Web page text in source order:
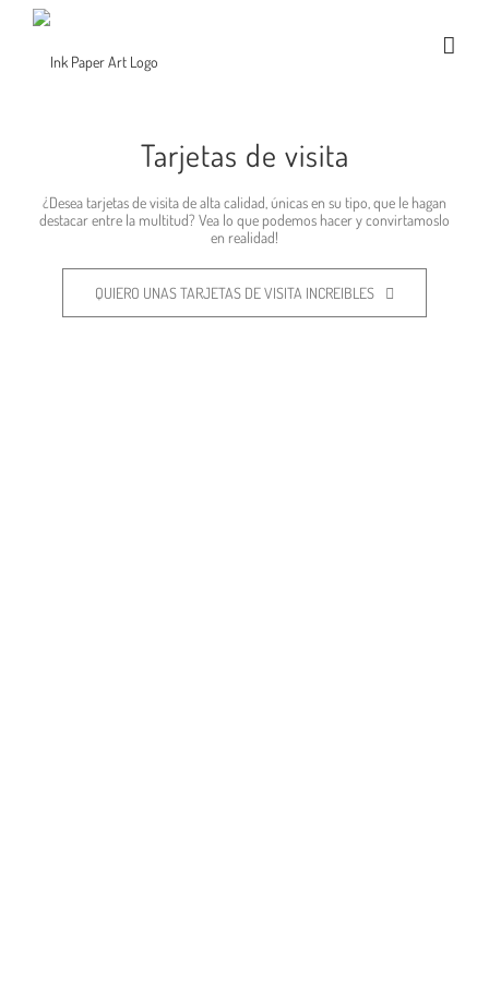
Tarjetas de visita
¿Desea tarjetas de visita de alta calidad, únicas en su tipo, que le hagan
destacar entre la multitud? Vea lo que podemos hacer y convirtamoslo
en realidad!
QUIERO UNAS TARJETAS DE VISITA INCREIBLES